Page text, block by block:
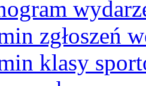
zgłoszeń
klasy